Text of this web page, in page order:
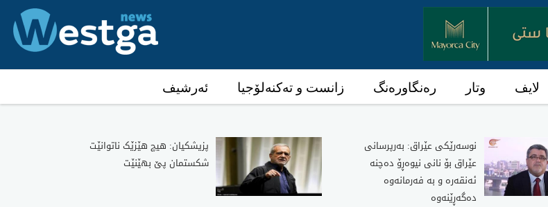
لایف وتار رەنگاورەنگ زانست و تەکنەلۆجیا ئەرشیف
نوسەرێکی عێراق: بەرپرسانی
عێراق بۆ نانی نیوەڕۆ دەچنە
ئەنقەرە و بە فەرمانەوە
دەگەڕێنەوە
پزیشکیان: هیچ هێزێک ناتوانێت
شکستمان پێ بهێنێت